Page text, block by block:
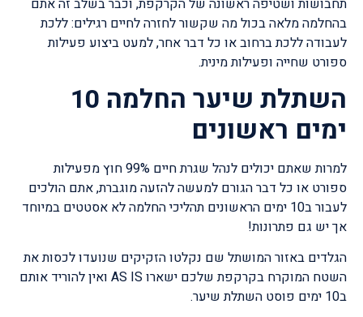
תחבושות ושטיפה ראשונה של הקרקפת, וכבר בשלב זה אתם
בהחלמה מלאה בכול מה שקשור לחזרה לחיים רגילים: ללכת
לעבודה ללכת ברחוב או כל דבר אחר, למעט ביצוע פעילות
ספורט שחייה ופעילות מינית.
השתלת שיער החלמה 10
ימים ראשונים
למרות שאתם יכולים לנהל שגרת חיים 99% חוץ מפעילות
ספורט או כל דבר הגורם למעשה להזעה מוגברת, אתם הולכים
לעבור ב10 ימים הראשונים תהליכי החלמה לא אסטטים במיוחד
אך יש גם פתרונות!
הגלדים באזור המושתל שם נקלטו הזקיקים שנועדו לכסות את
השטח המוקרח בקרקפת שלכם ישארו AS IS ואין להוריד אותם
ב10 ימים פוסט השתלת שיער.